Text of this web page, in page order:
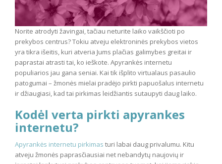
Norite atrodyti žavingai, tačiau neturite laiko vaikščioti po
prekybos centrus? Tokiu atveju elektroninės prekybos vietos
yra tikra išeitis, kuri atveria Jums plačias galimybes greitai ir
paprastai atrasti tai, ko ieškote. Apyrankės internetu
populiarios jau gana seniai. Kai tik išplito virtualaus pasaulio
patogumai – žmonės mielai pradėjo pirkti papuošalus internetu
ir džiaugiasi, kad tai pirkimas leidžiantis sutaupyti daug laiko.
Kodėl verta pirkti apyrankes
internetu?
Apyrankės internetu pirkimas turi labai daug privalumu. Kitu
atveju žmonės paprasčiausiai net nebandytų naujovių ir